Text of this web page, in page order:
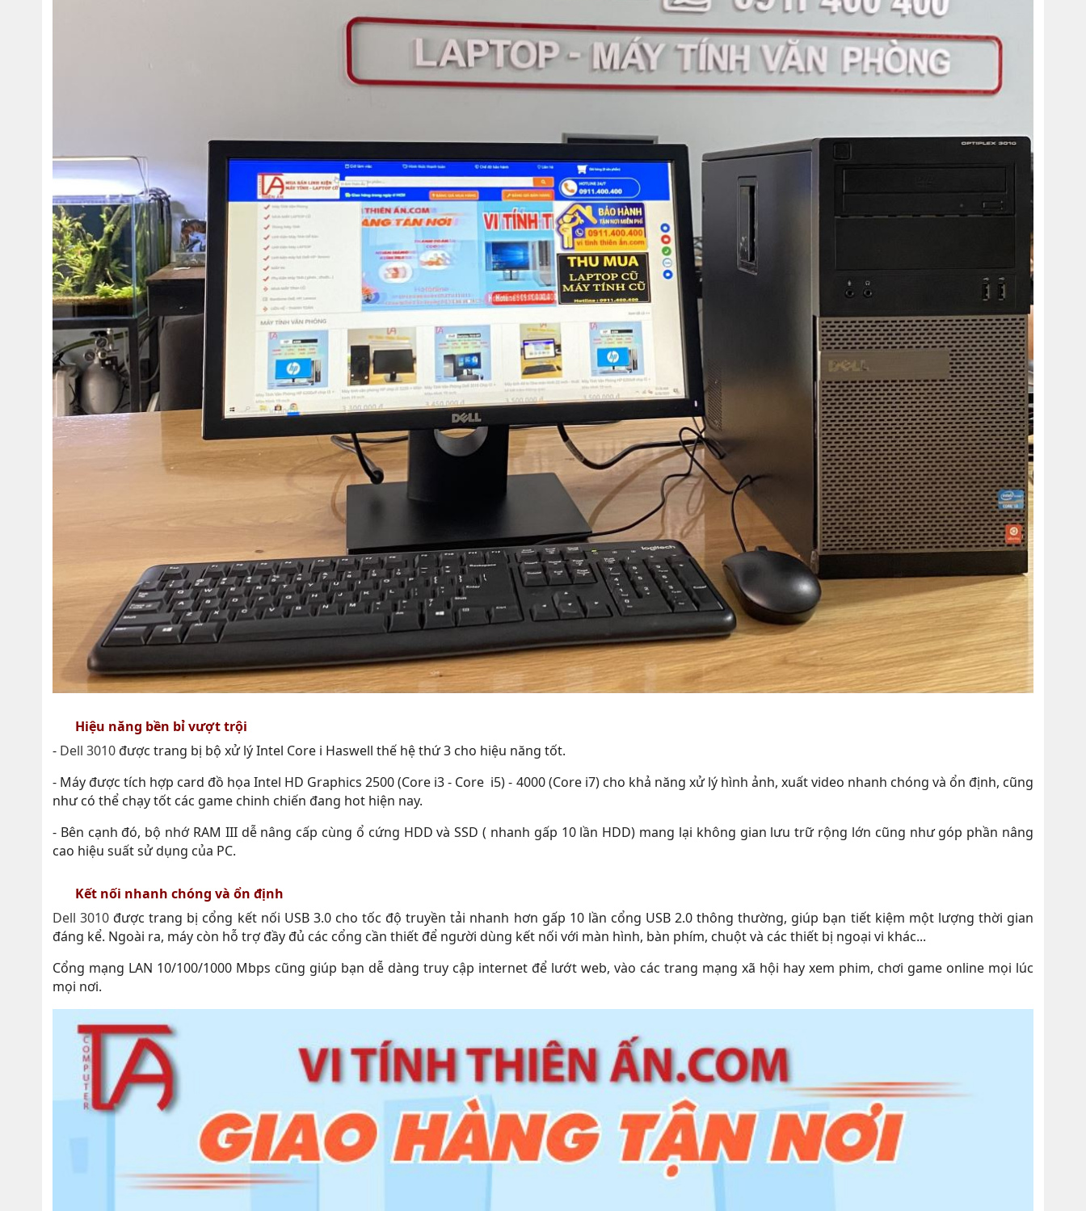
Hiệu năng bền bỉ vượt trội
- Dell 3010được trang bị bộ xử lý Intel Core i Haswell thế hệ thứ 3 cho hiệu năng tốt.
- Máy được tích hợp card đồ họa Intel HD Graphics 2500 (Core i3 - Core i5) - 4000 (Core i7) cho khả năng xử lý hình ảnh, xuất video nhanh chóng và ổn định, cũng
như có thể chạy tốt các game chinh chiến đang hot hiện nay.
- Bên cạnh đó, bộ nhớ RAM III dễ nâng cấp cùng ổ cứng HDD và SSD ( nhanh gấp 10 lần HDD) mang lại không gian lưu trữ rộng lớn cũng như góp phần nâng
cao hiệu suất sử dụng của PC.
Kết nối nhanh chóng và ổn định
Dell 3010 được trang bị cổng kết nối USB 3.0 cho tốc độ truyền tải nhanh hơn gấp 10 lần cổng USB 2.0 thông thường, giúp bạn tiết kiệm một lượng thời gian
đáng kể. Ngoài ra, máy còn hỗ trợ đầy đủ các cổng cần thiết để người dùng kết nối với màn hình, bàn phím, chuột và các thiết bị ngoại vi khác...
Cổng mạng LAN 10/100/1000 Mbps cũng giúp bạn dễ dàng truy cập internet để lướt web, vào các trang mạng xã hội hay xem phim, chơi game online mọi lúc
mọi nơi.